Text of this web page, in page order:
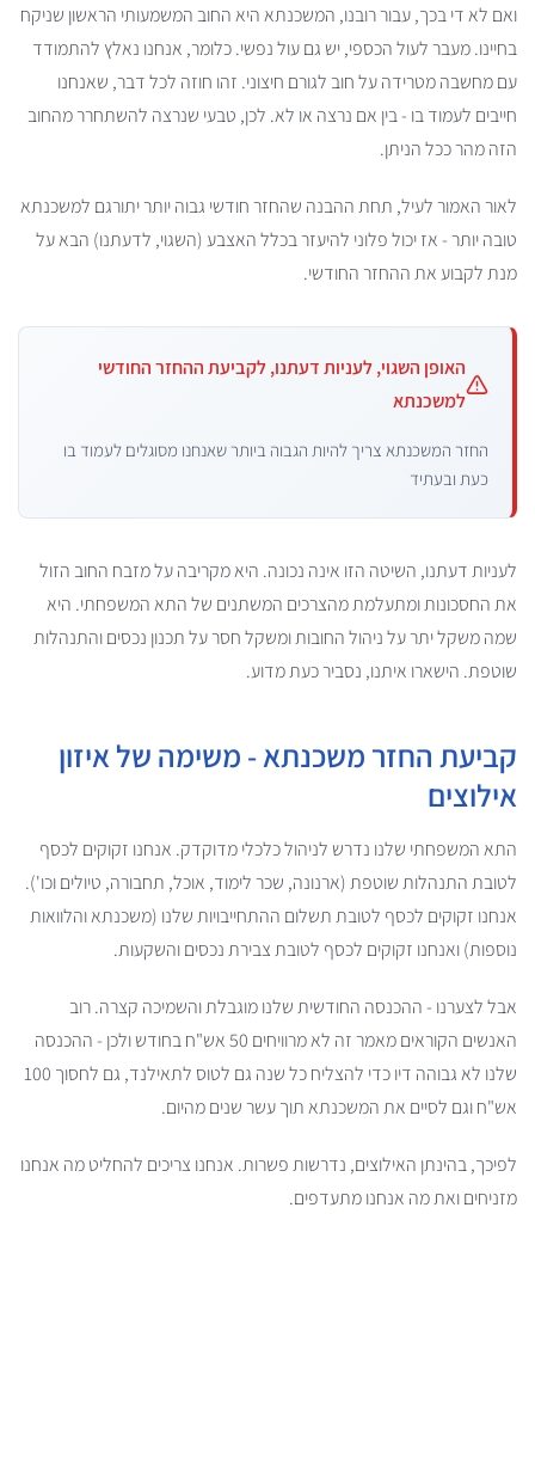
ואם לא די בכך, עבור רובנו, המשכנתא היא החוב המשמעותי הראשון שניקח
בחיינו. מעבר לעול הכספי, יש גם עול נפשי. כלומר, אנחנו נאלץ להתמודד
עם מחשבה מטרידה על חוב לגורם חיצוני. זהו חוזה לכל דבר, שאנחנו
חייבים לעמוד בו - בין אם נרצה או לא. לכן, טבעי שנרצה להשתחרר מהחוב
הזה מהר ככל הניתן.
לאור האמור לעיל, תחת ההבנה שהחזר חודשי גבוה יותר יתורגם למשכנתא
טובה יותר - אז יכול פלוני להיעזר בכלל האצבע (השגוי, לדעתנו) הבא על
מנת לקבוע את ההחזר החודשי.
האופן השגוי, לעניות דעתנו, לקביעת ההחזר החודשי
למשכנתא
החזר המשכנתא צריך להיות הגבוה ביותר שאנחנו מסוגלים לעמוד בו
כעת ובעתיד
לעניות דעתנו, השיטה הזו אינה נכונה. היא מקריבה על מזבח החוב הזול
את החסכונות ומתעלמת מהצרכים המשתנים של התא המשפחתי. היא
שמה משקל יתר על ניהול החובות ומשקל חסר על תכנון נכסים והתנהלות
שוטפת. הישארו איתנו, נסביר כעת מדוע.
קביעת החזר משכנתא - משימה של איזון
אילוצים
התא המשפחתי שלנו נדרש לניהול כלכלי מדוקדק. אנחנו זקוקים לכסף
לטובת התנהלות שוטפת (ארנונה, שכר לימוד, אוכל, תחבורה, טיולים וכו').
אנחנו זקוקים לכסף לטובת תשלום ההתחייבויות שלנו (משכנתא והלוואות
נוספות) ואנחנו זקוקים לכסף לטובת צבירת נכסים והשקעות.
אבל לצערנו - ההכנסה החודשית שלנו מוגבלת והשמיכה קצרה. רוב
האנשים הקוראים מאמר זה לא מרוויחים 50 אש"ח בחודש ולכן - ההכנסה
שלנו לא גבוהה דיו כדי להצליח כל שנה גם לטוס לתאילנד, גם לחסוך 100
אש"ח וגם לסיים את המשכנתא תוך עשר שנים מהיום.
לפיכך, בהינתן האילוצים, נדרשות פשרות. אנחנו צריכים להחליט מה אנחנו
מזניחים ואת מה אנחנו מתעדפים.